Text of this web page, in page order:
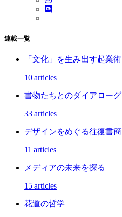
連載一覧
「文化」を生み出す起業術
10 articles
書物たちとのダイアローグ
33 articles
デザインをめぐる往復書簡
11 articles
メディアの未来を探る
15 articles
花道の哲学